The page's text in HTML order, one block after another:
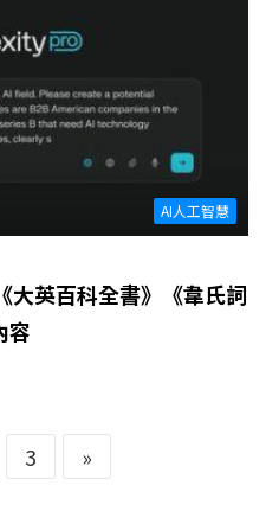
AI人工智慧
英百科全書》《韋氏詞
容
3 »